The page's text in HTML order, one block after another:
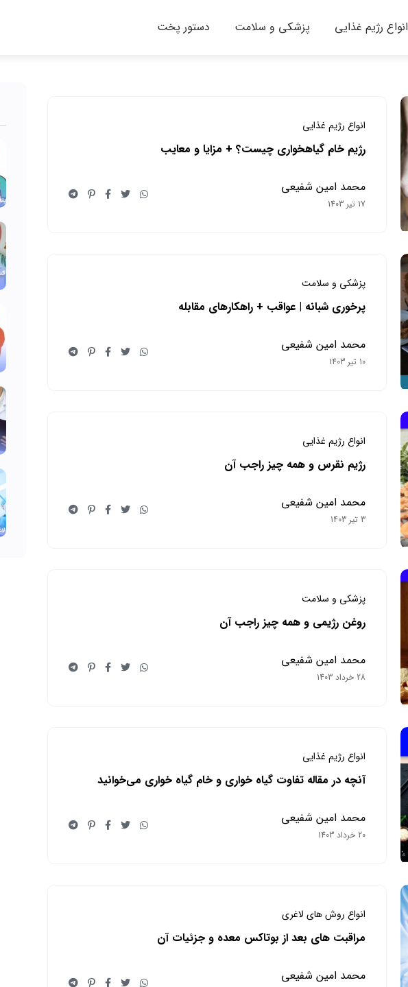
انواع رژیم غذایی پزشکی و سلامت دستور پخت
انواع رژیم غذایی
رژیم خام گیاهخواری چیست؟ + مزایا و معایب
محمد امین شفیعی
17 تیر 1403
پزشکی و سلامت
پرخوری شبانه | عواقب + راهکارهای مقابله
محمد امین شفیعی
10 تیر 1403
انواع رژیم غذایی
رژیم نقرس و همه چیز راجب آن
محمد امین شفیعی
3 تیر 1403
پزشکی و سلامت
روغن رژیمی و همه چیز راجب آن
محمد امین شفیعی
28 خرداد 1403
انواع رژیم غذایی
آنچه در مقاله تفاوت گیاه خواری و خام گیاه خواری می‌خوانید
محمد امین شفیعی
20 خرداد 1403
انواع روش های لاغری
مراقبت های بعد از بوتاکس معده و جزئیات آن
محمد امین شفیعی